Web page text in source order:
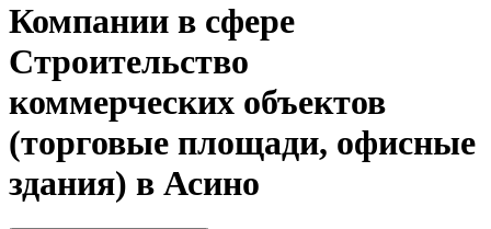
Компании в сфере
Строительство
коммерческих объектов
(торговые площади, офисные
здания) в Асино